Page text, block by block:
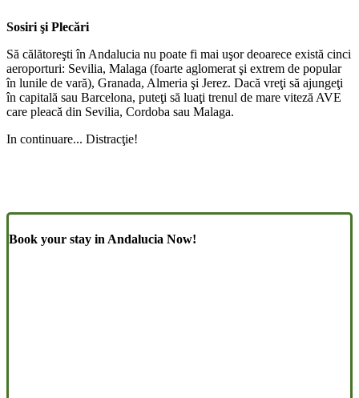
Sosiri şi Plecări
Să călătoreşti în Andalucia nu poate fi mai uşor deoarece există cinci
aeroporturi: Sevilia, Malaga (foarte aglomerat şi extrem de popular
în lunile de vară), Granada, Almeria şi Jerez. Dacă vreţi să ajungeţi
în capitală sau Barcelona, puteţi să luaţi trenul de mare viteză AVE
care pleacă din Sevilia, Cordoba sau Malaga.
In continuare... Distracţie!
Book your stay in Andalucia Now!